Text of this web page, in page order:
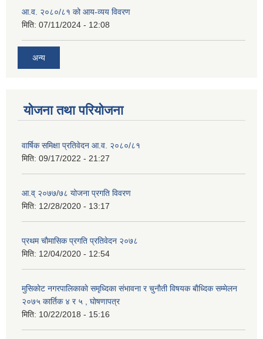
आ.व. २०८०/८१ को आय-व्यय विवरण
मिति: 07/11/2024 - 12:08
अन्य
योजना तथा परियोजना
वार्षिक समिक्षा प्रतिवेदन आ.व. २०८०/८१
मिति: 09/17/2022 - 21:27
आ.व् २०७७/७८ योजना प्रगति विवरण
मिति: 12/28/2020 - 13:17
प्रथम चाैमासिक प्रगति प्रतिवेदन २०७८
मिति: 12/04/2020 - 12:54
मुसिकाेट नगरपालिकाकाे समृध्दिका संभावना र चुनाैती विषयक बाैध्दिक सम्मेलन
२०७५ कार्तिक ४ र ५ , घाेषणापत्र
मिति: 10/22/2018 - 15:16